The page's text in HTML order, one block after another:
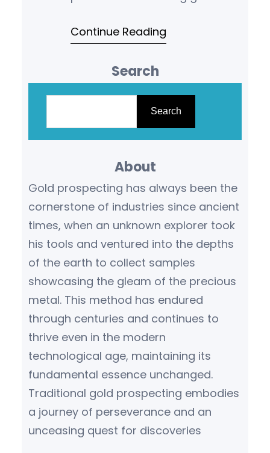
the advancement of
Continue Reading
Search
h
Search
About
Gold prospecting has always been the
cornerstone of industries since ancient
times, when an unknown explorer took
his tools and ventured into the depths
of the earth to collect samples
showcasing the gleam of the precious
metal. This method has endured
through centuries and continues to
thrive even in the modern
technological age, maintaining its
fundamental essence unchanged.
Traditional gold prospecting embodies
a journey of perseverance and an
unceasing quest for discoveries